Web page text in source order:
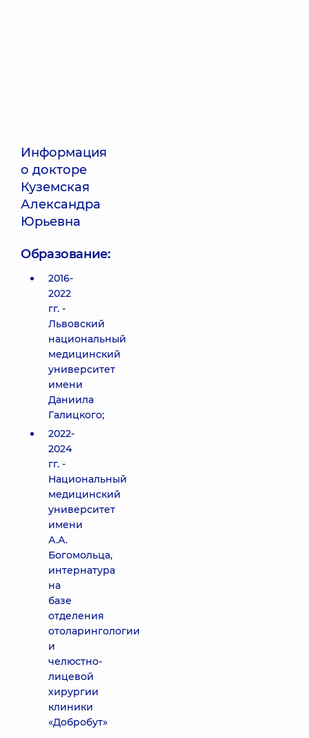
Информация
о докторе
Куземская
Александра
Юрьевна
Образование:
2016-
2022
гг. -
Львовский
национальный
медицинский
университет
имени
Даниила
Галицкого;
2022-
2024
гг. -
Национальный
медицинский
университет
имени
А.А.
Богомольца,
интернатура
на
базе
отделения
отоларингологии
и
челюстно-
лицевой
хирургии
клиники
«Добробут»